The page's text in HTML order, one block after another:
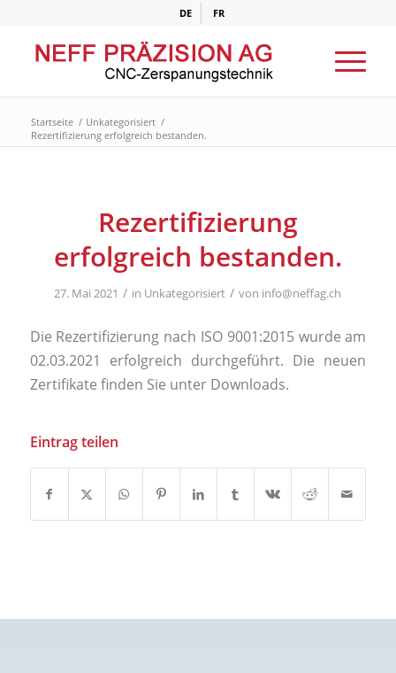
DE FR
Startseite / Unkategorisiert /
Rezertifizierung erfolgreich bestanden.
Rezertifizierung
erfolgreich bestanden.
27. Mai 2021 / in Unkategorisiert / von info@neffag.ch
Die Rezertifizierung nach ISO 9001:2015 wurde am
02.03.2021 erfolgreich durchgeführt. Die neuen
Zertifikate finden Sie unter Downloads.
Eintrag teilen